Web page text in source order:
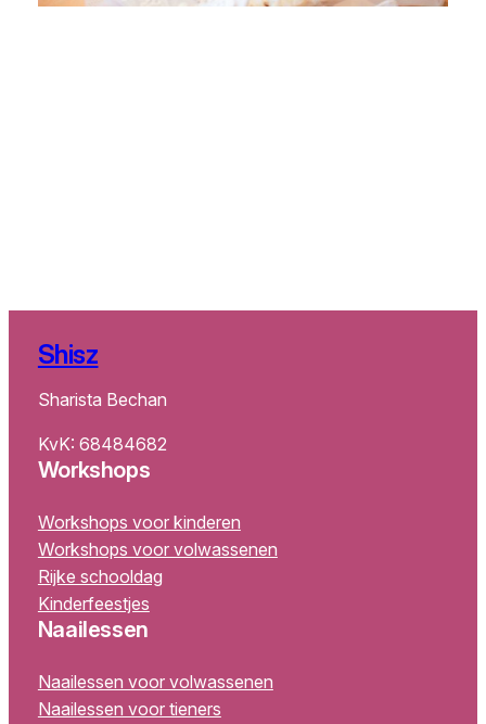
Shisz
Sharista Bechan
KvK: 68484682
Workshops
Workshops voor kinderen
Workshops voor volwassenen
Rijke schooldag
Kinderfeestjes
Naailessen
Naailessen voor volwassenen
Naailessen voor tieners